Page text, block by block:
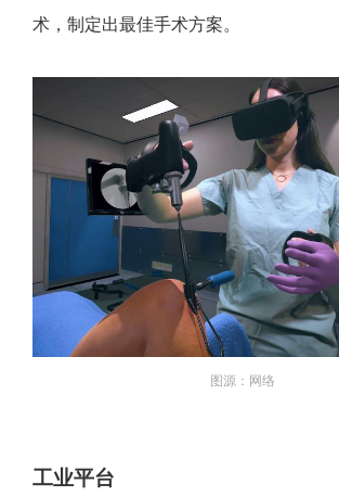
术，制定出最佳手术方案。
图源：网络
工业平台